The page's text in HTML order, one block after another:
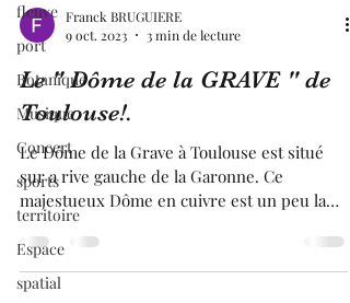
fleuve
port
Botanique
Musique
Concert
sports
territoire
Espace
spatial
Franck BRUGUIERE
9 oct. 2023
3 min de lecture
Toulouse!.
Le Dôme de la Grave à Toulouse est situé
sur a rive gauche de la Garonne. Ce
majestueux Dôme en cuivre est un peu la
carte postale de la ville rose. En effet, ce